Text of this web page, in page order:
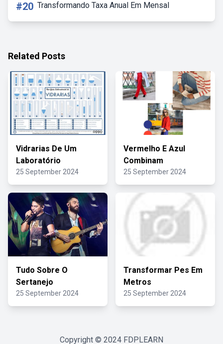
#20 Transformando Taxa Anual Em Mensal
Related Posts
Vidrarias De Um
Laboratório
25 September 2024
Vermelho E Azul
Combinam
25 September 2024
Tudo Sobre O
Sertanejo
25 September 2024
Transformar Pes Em
Metros
25 September 2024
Copyright © 2024 FDPLEARN